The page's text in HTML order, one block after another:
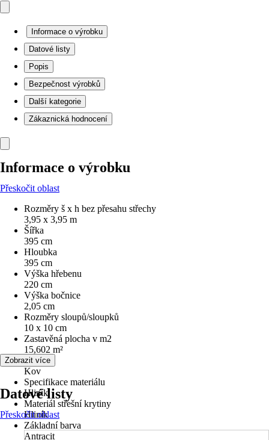
Informace o výrobku
Datové listy
Popis
Bezpečnost výrobků
Další kategorie
Zákaznická hodnocení
Informace o výrobku
Přeskočit oblast
Rozměry š x h bez přesahu střechy
3,95 x 3,95 m
Šířka
395 cm
Hloubka
395 cm
Výška hřebenu
220 cm
Výška bočnice
2,05 cm
Rozměry sloupů/sloupků
10 x 10 cm
Zastavěná plocha v m2
15,602 m²
Materiál
Kov
Specifikace materiálu
Hliník
Materiál střešní krytiny
Hliník
Základní barva
Antracit
Zobrazit více
Datové listy
Přeskočit oblast